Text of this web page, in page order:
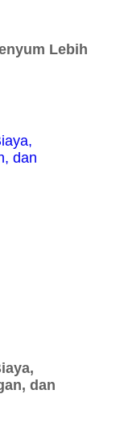
Lebih
dan